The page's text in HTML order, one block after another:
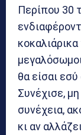
Περίπου 30
κοκαλιάρικα
θα είσαι
Συνέχισε,
συνέχεια,
κι αν